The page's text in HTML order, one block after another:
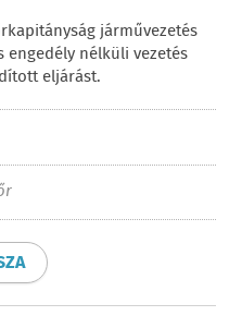
járművezetés
engedély nélküli vezetés
eljárást.